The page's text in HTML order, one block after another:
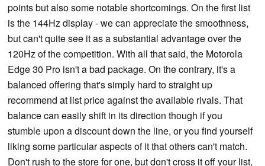
points but also some notable shortcomings. On the first list
is the 144Hz display - we can appreciate the smoothness,
but can't quite see it as a substantial advantage over the
120Hz of the competition. With all that said, the Motorola
Edge 30 Pro isn't a bad package. On the contrary, it's a
balanced offering that's simply hard to straight up
recommend at list price against the available rivals. That
balance can easily shift in its direction though if you
stumble upon a discount down the line, or you find yourself
liking some particular aspects of it that others can't match.
Don't rush to the store for one, but don't cross it off your list,